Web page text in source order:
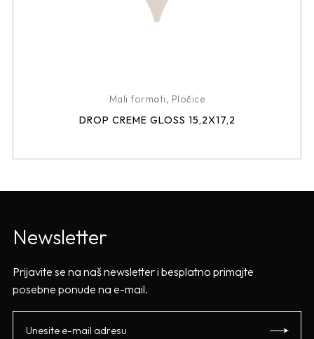
Mali formati, Pločice
DROP CREME GLOSS 15,2X17,2
Newsletter
Prijavite se na naš newsletter i besplatno primajte
posebne ponude na e-mail.